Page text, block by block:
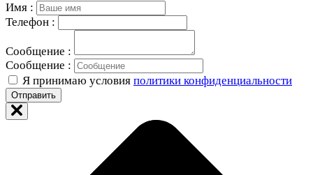
Имя :
Телефон :
Сообщение :
Сообщение :
Я принимаю условия политики конфиденциальности
Отправить